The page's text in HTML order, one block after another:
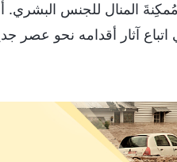
المنال للجنس البشري.
آثار أقدامه نحو عصر